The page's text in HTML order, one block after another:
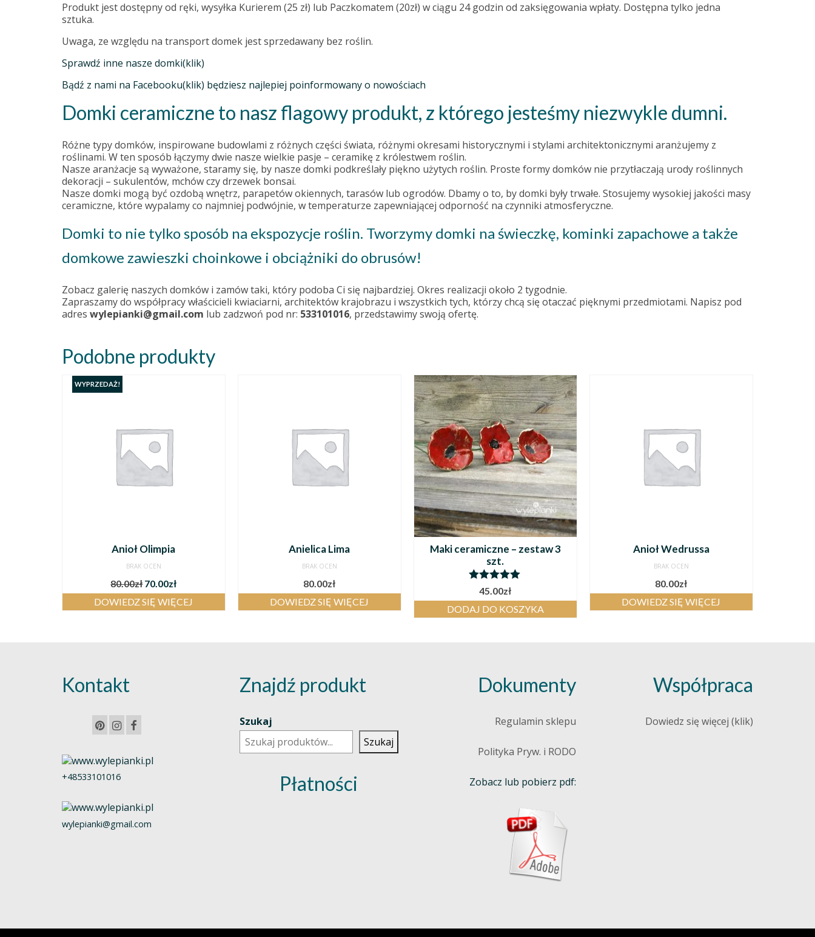
Produkt jest dostępny od ręki, wysyłka Kurierem (25 zł) lub Paczkomatem (20zł) w ciągu 24 godzin od zaksięgowania wpłaty. Dostępna tylko jedna
sztuka.
Uwaga, ze względu na transport domek jest sprzedawany bez roślin.
Sprawdź inne nasze domki(klik)
Bądź z nami na Facebooku(klik) będziesz najlepiej poinformowany o nowościach
Domki ceramiczne to nasz flagowy produkt, z którego jesteśmy niezwykle dumni.
Różne typy domków, inspirowane budowlami z różnych części świata, różnymi okresami historycznymi i stylami architektonicznymi aranżujemy z
roślinami. W ten sposób łączymy dwie nasze wielkie pasje – ceramikę z królestwem roślin.
Nasze aranżacje są wyważone, staramy się, by nasze domki podkreślały piękno użytych roślin. Proste formy domków nie przytłaczają urody roślinnych
dekoracji – sukulentów, mchów czy drzewek bonsai.
Nasze domki mogą być ozdobą wnętrz, parapetów okiennych, tarasów lub ogrodów. Dbamy o to, by domki były trwałe. Stosujemy wysokiej jakości masy
ceramiczne, które wypalamy co najmniej podwójnie, w temperaturze zapewniającej odporność na czynniki atmosferyczne.
Domki to nie tylko sposób na ekspozycje roślin. Tworzymy domki na świeczkę, kominki zapachowe a także
domkowe zawieszki choinkowe i obciążniki do obrusów!
Zobacz galerię naszych domków i zamów taki, który podoba Ci się najbardziej. Okres realizacji około 2 tygodnie.
Zapraszamy do współpracy właścicieli kwiaciarni, architektów krajobrazu i wszystkich tych, którzy chcą się otaczać pięknymi przedmiotami. Napisz pod
adres wylepianki@gmail.com lub zadzwoń pod nr: 533101016, przedstawimy swoją ofertę.
Podobne produkty
WYPRZEDAŻ!
Anioł Olimpia
BRAK OCEN
80.00zł70.00zł
DOWIEDZ SIĘ WIĘCEJ
Anielica Lima
BRAK OCEN
80.00zł
DOWIEDZ SIĘ WIĘCEJ
Maki ceramiczne – zestaw 3
szt.
Oceniono
5.00na 5
45.00zł
DODAJ DO KOSZYKA
Anioł Wedrussa
BRAK OCEN
80.00zł
DOWIEDZ SIĘ WIĘCEJ
Kontakt
+48533101016
wylepianki@gmail.com
Znajdź produkt
Szukaj
Szukaj
Płatności
Dokumenty
Regulamin sklepu
Polityka Pryw. i RODO
Zobacz lub pobierz pdf:
Współpraca
Dowiedz się więcej (klik)